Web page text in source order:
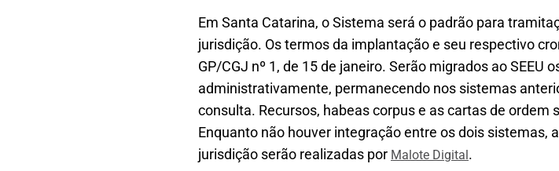
Em Santa Catarina, o Sistema será o padrão para
jurisdição. Os termos da implantação e seu respectivo
GP/CGJ nº 1, de 15 de janeiro. Serão migrados ao SEEU
administrativamente, permanecendo nos sistemas
consulta. Recursos, habeas corpus e as cartas de
Enquanto não houver integração entre os dois sistemas,
jurisdição serão realizadas por Malote Digital.